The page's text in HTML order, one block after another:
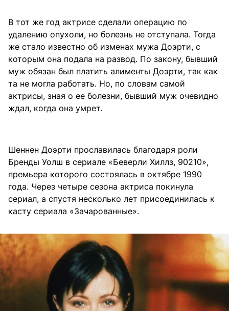
В тот же год актрисе сделали операцию по
удалению опухоли, но болезнь не отступала. Тогда
же стало известно об изменах мужа Доэрти, с
которым она подала на развод. По закону, бывший
муж обязан был платить алименты Доэрти, так как
та не могла работать. Но, по словам самой
актрисы, зная о ее болезни, бывший муж очевидно
ждал, когда она умрет.
Шеннен Доэрти прославилась благодаря роли
Бренды Уолш в сериале «Беверли Хиллз, 90210»,
премьера которого состоялась в октябре 1990
года. Через четыре сезона актриса покинула
сериал, а спустя несколько лет присоединилась к
касту сериала «Зачарованные».